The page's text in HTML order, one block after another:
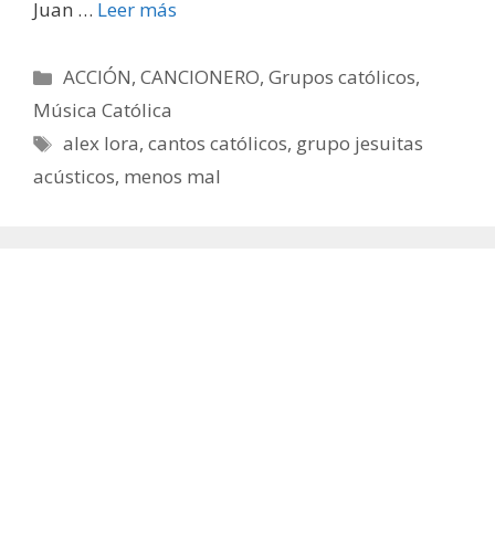
Juan … Leer más
Categorías
ACCIÓN,CANCIONERO,Grupos católicos,
Música Católica
Etiquetas
alex lora,cantos católicos, grupo jesuitas
acústicos, menos mal